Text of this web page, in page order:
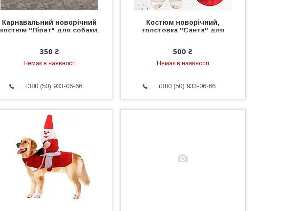
Карнавальний новорічний
костюм "Пірат" для собаки.
350 ₴
Немає в наявності
+380 (50) 933-06-66
Костюм новорічний,
толстовка "Санта" для
500 ₴
Немає в наявності
+380 (50) 933-06-66